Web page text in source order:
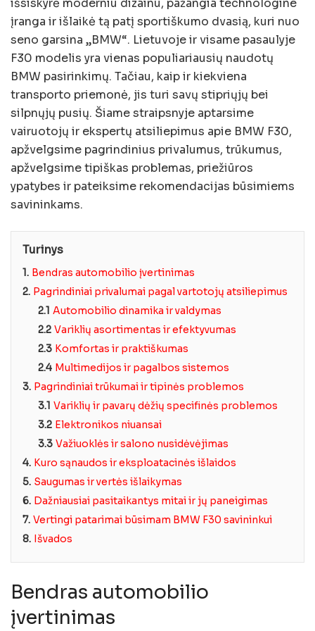
išsiskyrė moderniu dizainu, pažangia technologine
įranga ir išlaikė tą patį sportiškumo dvasią, kuri nuo
seno garsina „BMW“. Lietuvoje ir visame pasaulyje
F30 modelis yra vienas populiariausių naudotų
BMW pasirinkimų. Tačiau, kaip ir kiekviena
transporto priemonė, jis turi savų stipriųjų bei
silpnųjų pusių. Šiame straipsnyje aptarsime
vairuotojų ir ekspertų atsiliepimus apie BMW F30,
apžvelgsime pagrindinius privalumus, trūkumus,
apžvelgsime tipiškas problemas, priežiūros
ypatybes ir pateiksime rekomendacijas būsimiems
savininkams.
Turinys
1. Bendras automobilio įvertinimas
2. Pagrindiniai privalumai pagal vartotojų atsiliepimus
2.1 Automobilio dinamika ir valdymas
2.2 Variklių asortimentas ir efektyvumas
2.3 Komfortas ir praktiškumas
2.4 Multimedijos ir pagalbos sistemos
3. Pagrindiniai trūkumai ir tipinės problemos
3.1 Variklių ir pavarų dėžių specifinės problemos
3.2 Elektronikos niuansai
3.3 Važiuoklės ir salono nusidėvėjimas
4. Kuro sąnaudos ir eksploatacinės išlaidos
5. Saugumas ir vertės išlaikymas
6. Dažniausiai pasitaikantys mitai ir jų paneigimas
7. Vertingi patarimai būsimam BMW F30 savininkui
8. Išvados
Bendras automobilio
įvertinimas